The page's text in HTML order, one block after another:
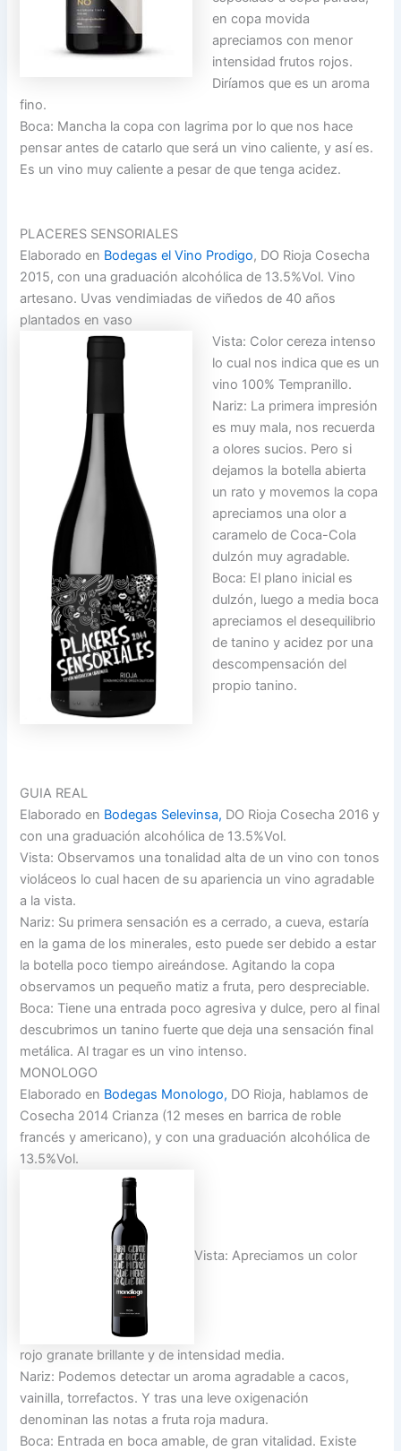
en copa movida
apreciamos con menor
intensidad frutos rojos.
Diríamos que es un aroma
fino.
Boca: Mancha la copa con lagrima por lo que nos hace
pensar antes de catarlo que será un vino caliente, y así es.
Es un vino muy caliente a pesar de que tenga acidez.
PLACERES SENSORIALES
Elaborado en Bodegas el Vino Prodigo, DO Rioja Cosecha
2015, con una graduación alcohólica de 13.5%Vol. Vino
artesano. Uvas vendimiadas de viñedos de 40 años
plantados en vaso
Vista: Color cereza intenso
lo cual nos indica que es un
vino 100% Tempranillo.
Nariz: La primera impresión
es muy mala, nos recuerda
a olores sucios. Pero si
dejamos la botella abierta
un rato y movemos la copa
apreciamos una olor a
caramelo de Coca-Cola
dulzón muy agradable.
Boca: El plano inicial es
dulzón, luego a media boca
apreciamos el desequilibrio
de tanino y acidez por una
descompensación del
propio tanino.
GUIA REAL
Elaborado en Bodegas Selevinsa, DO Rioja Cosecha 2016 y
con una graduación alcohólica de 13.5%Vol.
Vista: Observamos una tonalidad alta de un vino con tonos
violáceos lo cual hacen de su apariencia un vino agradable
a la vista.
Nariz: Su primera sensación es a cerrado, a cueva, estaría
en la gama de los minerales, esto puede ser debido a estar
la botella poco tiempo aireándose. Agitando la copa
observamos un pequeño matiz a fruta, pero despreciable.
Boca: Tiene una entrada poco agresiva y dulce, pero al final
descubrimos un tanino fuerte que deja una sensación final
metálica. Al tragar es un vino intenso.
MONOLOGO
Elaborado en Bodegas Monologo, DO Rioja, hablamos de
Cosecha 2014 Crianza (12 meses en barrica de roble
francés y americano), y con una graduación alcohólica de
13.5%Vol.
Vista: Apreciamos un color
rojo granate brillante y de intensidad media.
Nariz: Podemos detectar un aroma agradable a cacos,
vainilla, torrefactos. Y tras una leve oxigenación
denominan las notas a fruta roja madura.
Boca: Entrada en boca amable, de gran vitalidad. Existe